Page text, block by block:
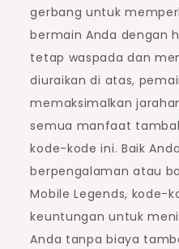
gerbang untuk
bermain Anda dengan
tetap waspada dan
diuraikan di atas,
memaksimalkan
semua manfaat
kode-kode ini. Baik
berpengalaman atau
Mobile Legends, kode-
keuntungan untuk
Anda tanpa biaya